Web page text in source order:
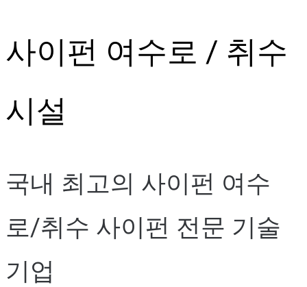
to
content
사이펀 여수로 / 취수
시설
국내 최고의 사이펀 여수
로/취수 사이펀 전문 기술
기업